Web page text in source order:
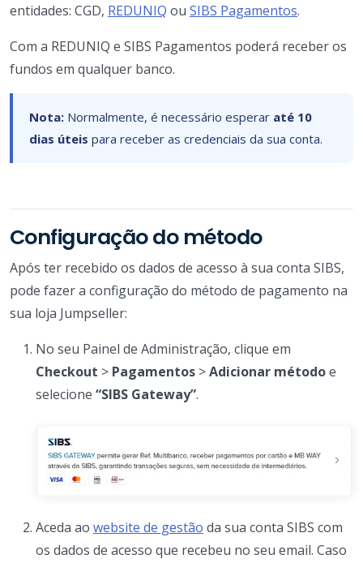
entidades: CGD, REDUNIQ ou SIBS Pagamentos.
Com a REDUNIQ e SIBS Pagamentos poderá receber os
fundos em qualquer banco.
Nota: Normalmente, é necessário esperar até 10
dias úteis para receber as credenciais da sua conta.
Configuração do método
Após ter recebido os dados de acesso à sua conta SIBS,
pode fazer a configuração do método de pagamento na
sua loja Jumpseller:
No seu Painel de Administração, clique em
Checkout > Pagamentos >Adicionar métodoe
selecione “SIBS Gateway”.
Aceda ao website de gestão da sua conta SIBS com
os dados de acesso que recebeu no seu email. Caso